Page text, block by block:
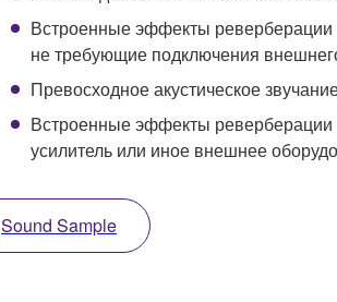
Встроенные эффекты реверберации
не требующие подключения
Превосходное акустическое
Встроенные эффекты
усилитель или иное внешнее
Sound Sample